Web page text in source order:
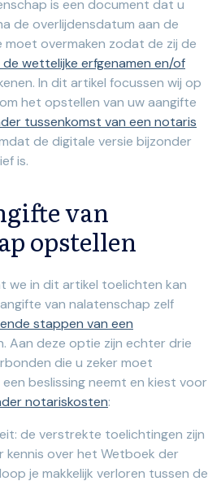
is een document dat u
de overlijdensdatum aan de
overmaken zodat de zij de
de wettelijke erfgenamen en/of
In dit artikel focussen wij op
het opstellen van uw aangifte
tussenkomst van een notaris
de digitale versie bijzonder
is.
van
opstellen
we in dit artikel toelichten kan
van nalatenschap zelf
stappen van een
Aan deze optie zijn echter drie
die u zeker moet
beslissing neemt en kiest voor
notariskosten:
de verstrekte toelichtingen zijn
kennis over het Wetboek der
je makkelijk verloren tussen de